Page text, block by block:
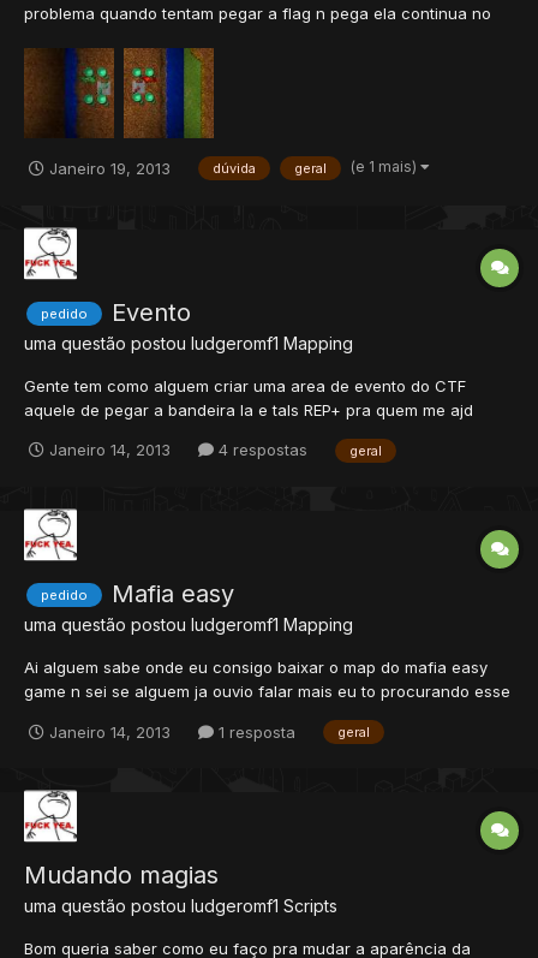
problema quando tentam pegar a flag n pega ela continua no
script do evento <?xml version="1.0" encoding="utf-8"?> <mod
name="CTF" version="1.0" author="Doggyn...
Janeiro 19, 2013 dúvida geral (e 1 mais)
pedido Evento
uma questão postou ludgeromf1 Mapping
Gente tem como alguem criar uma area de evento do CTF
aquele de pegar a bandeira la e tals REP+ pra quem me ajd
Janeiro 14, 2013
4 respostas geral
pedido Mafia easy
uma questão postou ludgeromf1 Mapping
Ai alguem sabe onde eu consigo baixar o map do mafia easy
game n sei se alguem ja ouvio falar mais eu to procurando esse
tempo. obrigado.
Janeiro 14, 2013 1 resposta geral
Mudando magias
uma questão postou ludgeromf1 Scripts
Bom queria saber como eu faço pra mudar a aparência da